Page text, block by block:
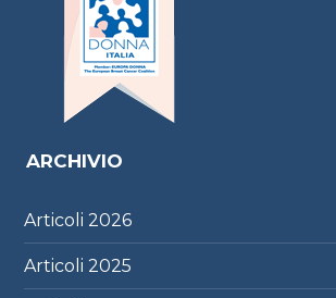
ARCHIVIO
Articoli2026
Articoli2025